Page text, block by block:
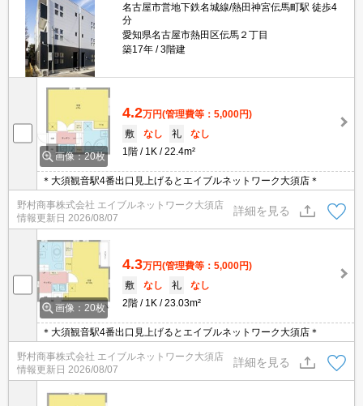
名古屋市営地下鉄名城線/熱田神宮伝馬町駅 徒歩4
分
愛知県名古屋市熱田区伝馬２丁目
築17年
3階建
画像：20枚
4.2万円(管理費等：5,000円)
敷
なし 礼
なし
1階
1K 22.4m²
＊大須観音駅4番出口見上げるとエイブルネットワーク大須店＊
野村商事株式会社 エイブルネットワーク大須店
情報更新日 2026/08/07
詳細を見る
画像：20枚
4.3万円(管理費等：5,000円)
敷
なし 礼
なし
2階
1K 23.03m²
＊大須観音駅4番出口見上げるとエイブルネットワーク大須店＊
野村商事株式会社 エイブルネットワーク大須店
情報更新日 2026/08/07
詳細を見る